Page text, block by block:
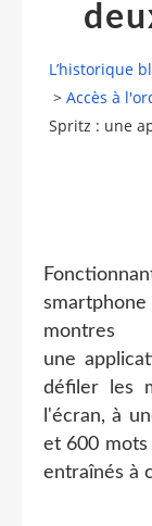
L’historique
> Accès à
Spritz : une
une
défiler les
l'écran, à
et 600
entraînés à